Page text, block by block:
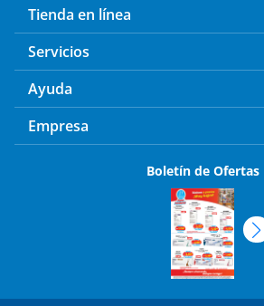
Tienda en línea
Servicios
Ayuda
Empresa
Boletín de Ofertas